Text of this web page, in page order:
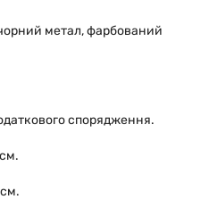
метал, фарбований
спорядження.